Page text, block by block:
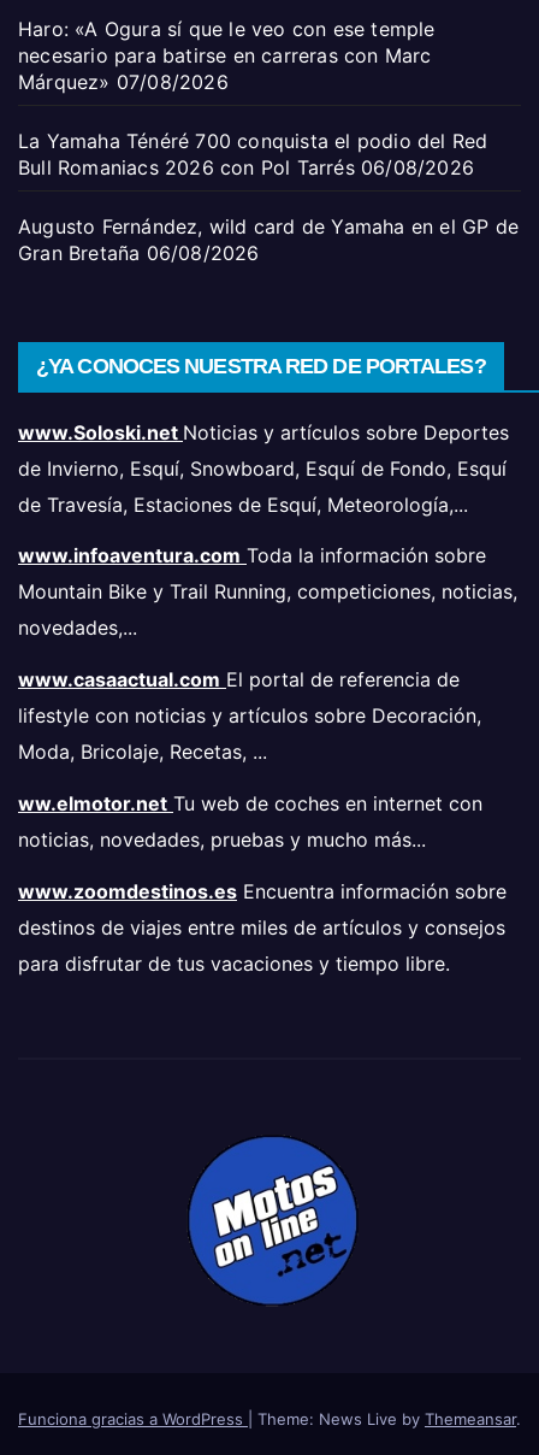
Haro: «A Ogura sí que le veo con ese temple
necesario para batirse en carreras con Marc
Márquez» 07/08/2026
La Yamaha Ténéré 700 conquista el podio del Red
Bull Romaniacs 2026 con Pol Tarrés 06/08/2026
Augusto Fernández, wild card de Yamaha en el GP de
Gran Bretaña 06/08/2026
¿YA CONOCES NUESTRA RED DE PORTALES?
www.Soloski.net Noticias y artículos sobre Deportes
de Invierno, Esquí, Snowboard, Esquí de Fondo, Esquí
de Travesía, Estaciones de Esquí, Meteorología,...
www.infoaventura.com Toda la información sobre
Mountain Bike y Trail Running, competiciones, noticias,
novedades,...
www.casaactual.com El portal de referencia de
lifestyle con noticias y artículos sobre Decoración,
Moda, Bricolaje, Recetas, ...
ww.elmotor.net Tu web de coches en internet con
noticias, novedades, pruebas y mucho más...
www.zoomdestinos.es Encuentra información sobre
destinos de viajes entre miles de artículos y consejos
para disfrutar de tus vacaciones y tiempo libre.
Funciona gracias a WordPress Theme: News Live by Themeansar.